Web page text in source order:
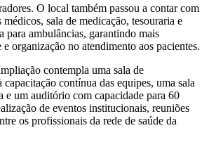
O local também passou a contar com
sala de medicação, tesouraria e
para ambulâncias, garantindo mais
organização no atendimento aos pacientes.
contempla uma sala de
contínua das equipes, uma sala
e um auditório com capacidade para 60
de eventos institucionais, reuniões
os profissionais da rede de saúde da